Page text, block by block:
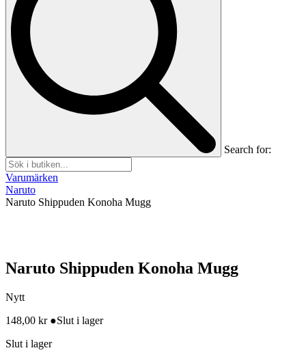
Search for:
Varumärken
Naruto
Naruto Shippuden Konoha Mugg
Naruto Shippuden Konoha Mugg
Nytt
148,00 kr ●Slut i lager
Slut i lager